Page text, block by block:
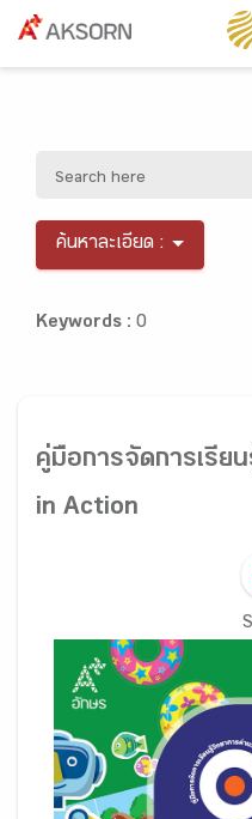
ค้นหาละเอียด :
Keywords : 0
คู่มือการจัดการเรีย
in Action